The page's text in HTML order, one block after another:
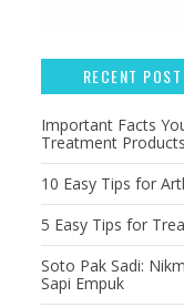
RECENT POST
Important Facts
Treatment Products
10 Easy Tips for
5 Easy Tips for
Soto Pak Sadi:
Sapi Empuk